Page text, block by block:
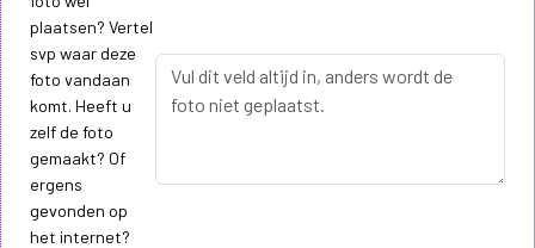
plaatsen? Vertel
svp waar deze
foto vandaan
komt. Heeft u
zelf de foto
gemaakt? Of
ergens
gevonden op
het internet?